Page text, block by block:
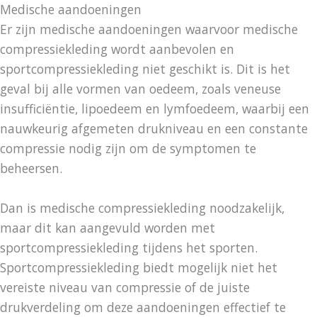
Medische aandoeningen
Er zijn medische aandoeningen waarvoor medische
compressiekleding wordt aanbevolen en
sportcompressiekleding niet geschikt is. Dit is het
geval bij alle vormen van oedeem, zoals veneuse
insufficiëntie, lipoedeem en lymfoedeem, waarbij een
nauwkeurig afgemeten drukniveau en een constante
compressie nodig zijn om de symptomen te
beheersen.
Dan is medische compressiekleding noodzakelijk,
maar dit kan aangevuld worden met
sportcompressiekleding tijdens het sporten.
Sportcompressiekleding biedt mogelijk niet het
vereiste niveau van compressie of de juiste
drukverdeling om deze aandoeningen effectief te